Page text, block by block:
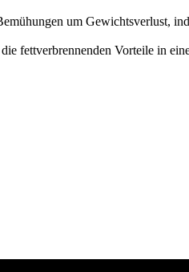
um Gewichtsverlust,
fettverbrennenden Vorteile in